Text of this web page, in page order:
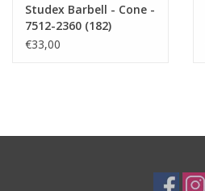
Studex Barbell - Cone -
7512-2360 (182)
€33,00